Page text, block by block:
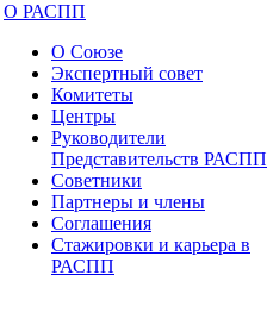
О РАСПП
О Союзе
Экспертный совет
Комитеты
Центры
Руководители
Представительств РАСПП
Советники
Партнеры и члены
Соглашения
Стажировки и карьера в
РАСПП